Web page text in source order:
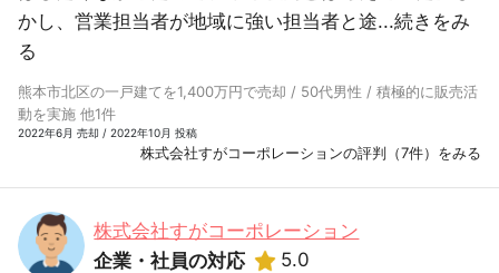
かし、営業担当者が地域に強い担当者と途...続きをみ
る
熊本市北区の一戸建てを1,400万円で売却 / 50代男性 / 積極的に販売活
動を実施 他1件
2022年6月 売却 / 2022年10月 投稿
株式会社すがコーポレーションの評判（7件）をみる
株式会社すがコーポレーション
企業・社員の対応
5.0